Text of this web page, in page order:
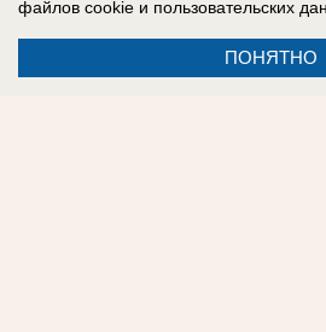
файлов cookie и пользовательских
ПОНЯТНО